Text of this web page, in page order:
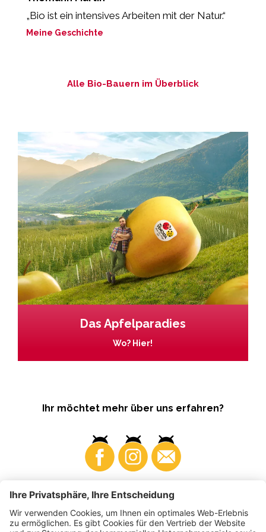
„Bio ist ein intensives Arbeiten mit der Natur.“
Meine Geschichte
Alle Bio-Bauern im Überblick
Das Apfelparadies
Wo? Hier!
Ihr möchtet mehr über uns erfahren?
Business Produzenten